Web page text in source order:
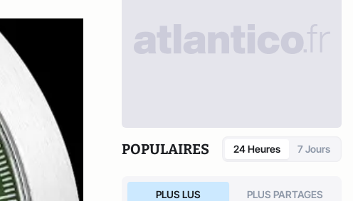
POPULAIRES 24 Heures 7 Jours
PLUS LUS PLUS PARTAGES